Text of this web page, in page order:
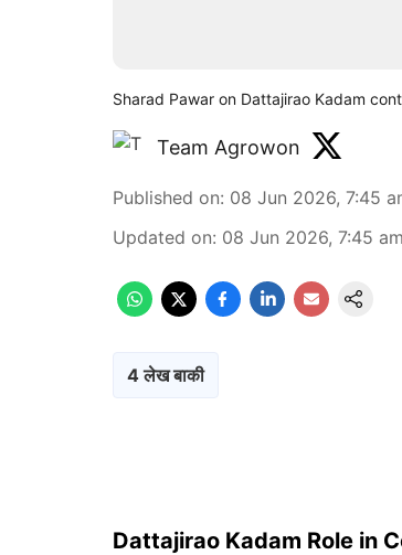
Sharad Pawar on Dattajirao Kadam
Team Agrowon
Published on: 08 Jun 2026, 7:45
Updated on: 08 Jun 2026, 7:45 am
4 लेख बाकी
Dattajirao Kadam Role in